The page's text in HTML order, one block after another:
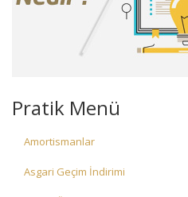
Pratik Menü
Amortismanlar
Asgari Geçim İndirimi